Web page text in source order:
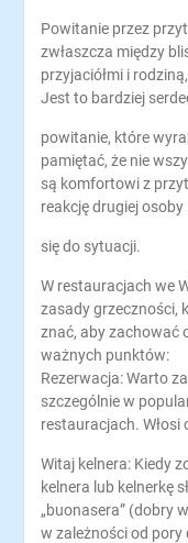
Powitanie przez
zwłaszcza między
przyjaciółmi i
Jest to bardziej
powitanie, które
pamiętać, że nie
są komfortowi z
reakcję drugiej
się do sytuacji.
W restauracjach we
zasady grzeczności,
znać, aby zachować
ważnych punktów:
Rezerwacja: Warto
szczególnie w
restauracjach. Włosi
Witaj kelnera: Kiedy
kelnera lub kelnerkę
„buonasera” (dobry
w zależności od pory